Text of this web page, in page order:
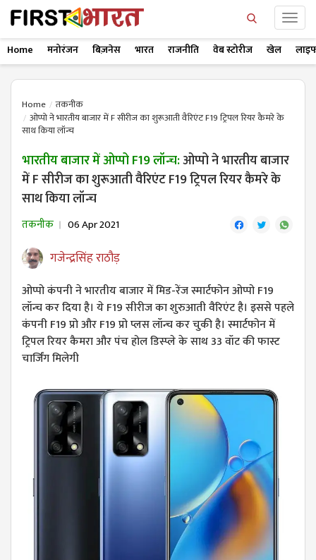
Home मनोरंजन बिज़नेस भारत राजनीति वेब स्टोरीज खेल
Home
तकनीक
ओप्पो ने भारतीय बाजार में F सीरीज का शुरूआती वैरिएंट F19 ट्रिपल रियर कैमरे के
साथ किया लॉन्च
भारतीय बाजार में ओप्पो F19 लॉन्च:ओप्पो ने भारतीय बाजार
में F सीरीज का शुरूआती वैरिएंट F19 ट्रिपल रियर कैमरे के
साथ किया लॉन्च
तकनीक 06 Apr 2021
गजेन्द्रसिंह राठौड़
ओप्पो कंपनी ने भारतीय बाजार में मिड-रेंज स्मार्टफोन ओप्पो F19
लॉन्च कर दिया है। ये F19 सीरीज का शुरुआती वैरिएंट है। इससे पहले
कंपनी F19 प्रो और F19 प्रो प्लस लॉन्च कर चुकी है। स्मार्टफोन में
ट्रिपल रियर कैमरा और पंच होल डिस्प्ले के साथ 33 वॉट की फास्ट
चार्जिंग मिलेगी